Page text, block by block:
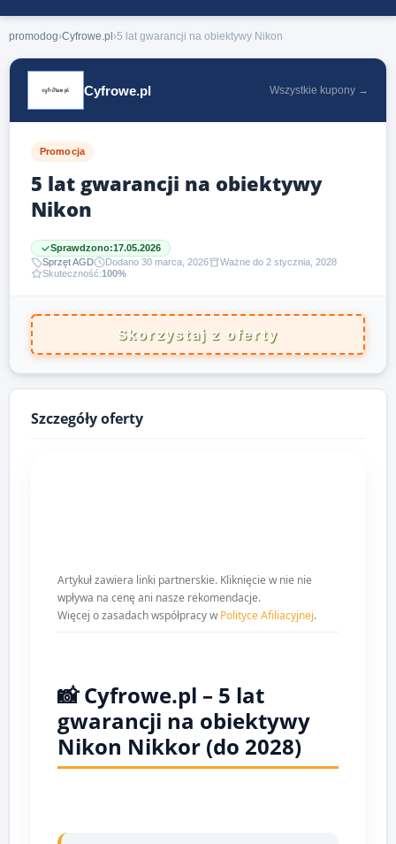
promodog›Cyfrowe.pl ›5 lat gwarancji na obiektywy Nikon
Cyfrowe.pl Wszystkie kupony →
Promocja
5 lat gwarancji na obiektywy
Nikon
Sprawdzono:17.05.2026
Sprzęt AGD
Dodano 30 marca, 2026
Ważne do 2 stycznia, 2028
Skuteczność:100%
Skorzystaj z oferty
Szczegóły oferty
Artykuł zawiera linki partnerskie. Kliknięcie w nie nie
wpływa na cenę ani nasze rekomendacje.
Więcej o zasadach współpracy w Polityce Afiliacyjnej.
📸 Cyfrowe.pl – 5 lat
gwarancji na obiektywy
Nikon Nikkor (do 2028)